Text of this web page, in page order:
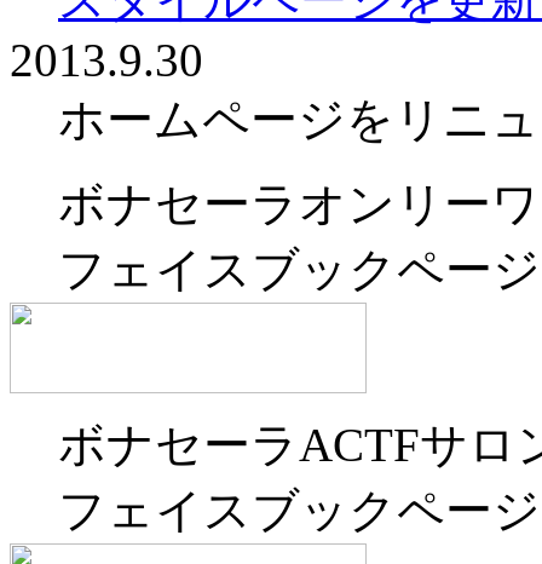
2013.9.30
ホームページをリニ
ボナセーラオンリー
フェイスブックペー
ボナセーラACTFサロ
フェイスブックペー